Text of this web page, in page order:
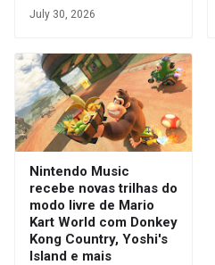
July 30, 2026
Nintendo Music
recebe novas trilhas do
modo livre de Mario
Kart World com Donkey
Kong Country, Yoshi's
Island e mais